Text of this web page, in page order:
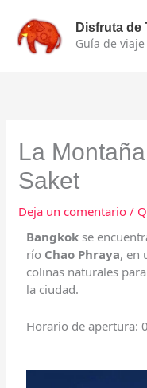
contenido
Disfruta de
Guía de viaje
La
Saket
Deja un comentario /
Bangkok se
río Chao Phraya, en
colinas naturales
la ciudad.
Horario de apertura: